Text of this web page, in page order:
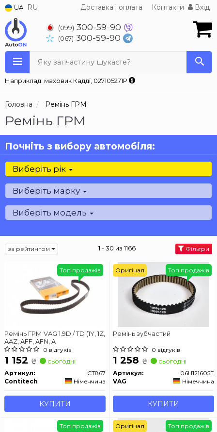
UA RU Доставка і оплата Контакти Вхід
(099) 300-59-90
(067) 300-59-90
Яку запчастину шукаєте?
Наприклад: маховик Кадді, 027105271P
Головна Ремінь ГРМ
Ремінь ГРМ
Почніть з вибору автомобіля:
Виберіть рік
Виберіть марку
Виберіть модель
за рейтингом 1 - 30 из 1166 Фільтри
Ремінь ГРМ VAG 1.9D / TD (1Y, 1Z,
AAZ, AFF, AFN, A
0 відгуків
1 152 ₴ сьогодні
Артикул:
CT867
Contitech
Німеччина
КУПИТИ
Топ продажів
Ремінь зубчастий
0 відгуків
1 258 ₴ сьогодні
Артикул:
06H121605E
VAG
Німеччина
КУПИТИ
Топ продажів
Оригінал
Топ продажів Топ продажів
Оригінал